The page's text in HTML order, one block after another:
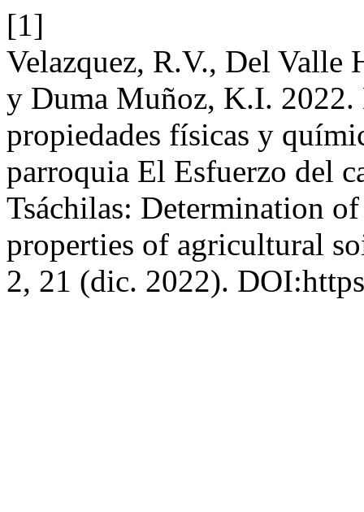
[1]
Velazquez, R.V., Del
y Duma Muñoz, K.I. 2022.
propiedades físicas y
parroquia El Esfuerzo del
Tsáchilas: Determination
properties of agricultural
2, 21 (dic. 2022).